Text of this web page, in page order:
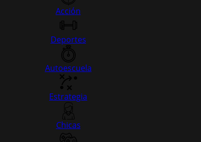
Acción
Deportes
Autoescuela
Estrategia
Chicas